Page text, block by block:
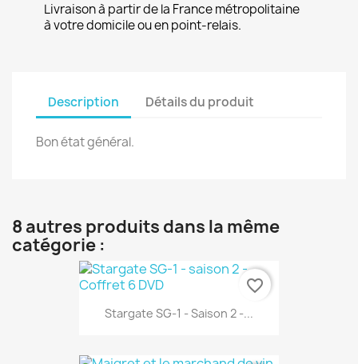
Livraison à partir de la France métropolitaine
à votre domicile ou en point-relais.
Description Détails du produit
Bon état général.
8 autres produits dans la même
catégorie :
Stargate SG-1 - Saison 2 -...
favorite_border